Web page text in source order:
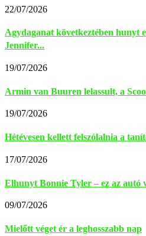
22/07/2026
Agydaganat következtében hunyt
Jennifer...
19/07/2026
Armin van Buuren lelassult, a
19/07/2026
Hétévesen kellett felszólalnia a
17/07/2026
Elhunyt Bonnie Tyler – ez az autó
09/07/2026
Mielőtt véget ér a leghosszabb nap